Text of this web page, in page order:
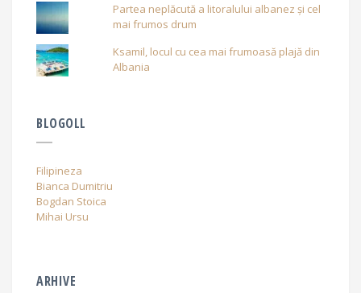
Partea neplăcută a litoralului albanez și cel
mai frumos drum
Ksamil, locul cu cea mai frumoasă plajă din
Albania
BLOGOLL
Filipineza
Bianca Dumitriu
Bogdan Stoica
Mihai Ursu
ARHIVE